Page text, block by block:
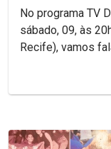
No programa TV
sábado, 09, às
Recife), vamos